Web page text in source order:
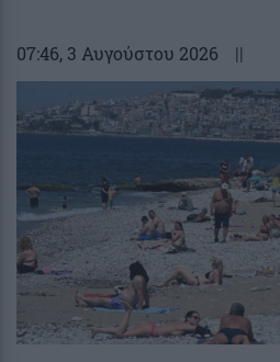
07:46, 3 Αυγούστου 2026 ||